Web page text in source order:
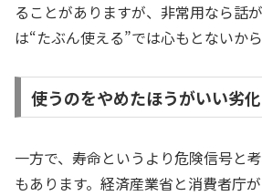
ることがありますが、非常用なら話
は“たぶん使える”では心もとないから
使うのをやめたほうがいい劣化
一方で、寿命というより危険信号と
もあります。経済産業省と消費者庁